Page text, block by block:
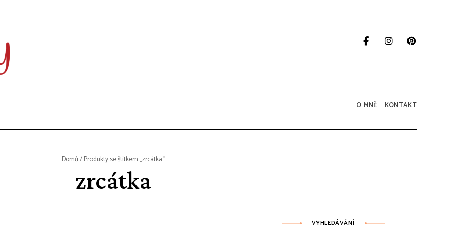
O MNĚ KONTAKT
Domů/ Produkty se štítkem „zrcátka“
zrcátka
VYHLEDÁVÁNÍ